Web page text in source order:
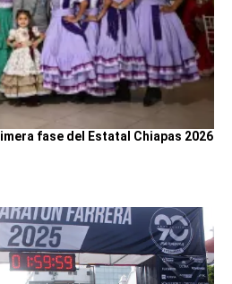
fase del Estatal Chiapas 2026